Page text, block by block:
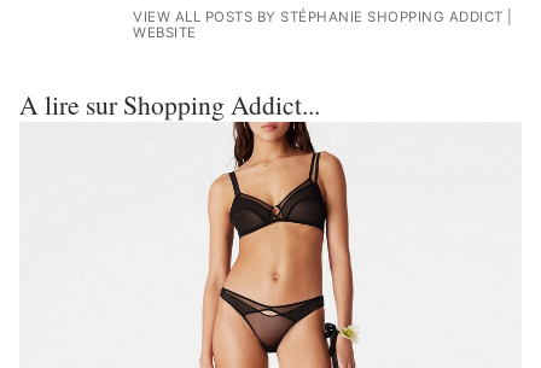
VIEW ALL POSTS BY STÉPHANIE SHOPPING ADDICT
WEBSITE
A lire sur Shopping Addict...